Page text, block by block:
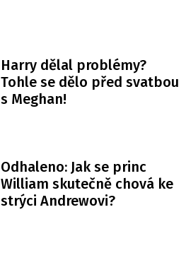
Harry dělal problémy?
Tohle se dělo před svatbou
s Meghan!
Odhaleno: Jak se princ
William skutečně chová ke
strýci Andrewovi?